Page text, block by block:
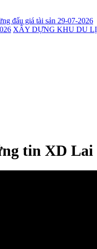
đấu giá tài sản 29-07-2026
XÂY DỰNG KHU DU
tin XD